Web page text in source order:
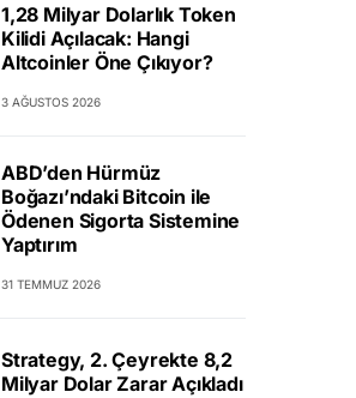
1,28 Milyar Dolarlık Token
Kilidi Açılacak: Hangi
Altcoinler Öne Çıkıyor?
3 AĞUSTOS 2026
ABD’den Hürmüz
Boğazı’ndaki Bitcoin ile
Ödenen Sigorta Sistemine
Yaptırım
31 TEMMUZ 2026
Strategy, 2. Çeyrekte 8,2
Milyar Dolar Zarar Açıkladı